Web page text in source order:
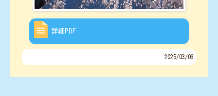
詳細PDF
2025/03/03